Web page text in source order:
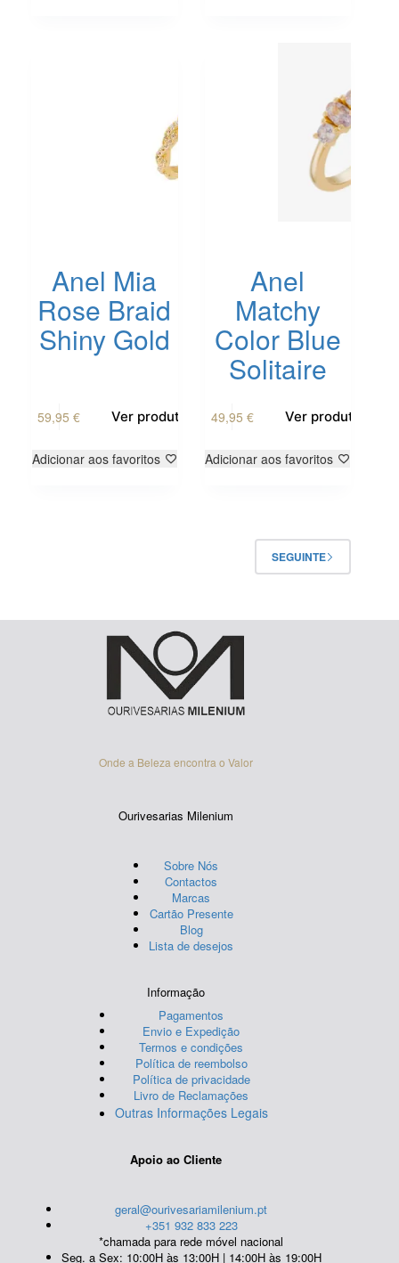
Anel Mia
Rose Braid
Shiny Gold
59,95€ Ver produto
Adicionar aos favoritos
Anel
Matchy
Color Blue
Solitaire
49,95 € Ver produto
Adicionar aos favoritos
SEGUINTE
Onde a Beleza encontra o Valor
Ourivesarias Milenium
Sobre Nós
Contactos
Marcas
Cartão Presente
Blog
Lista de desejos
Informação
Pagamentos
Envio e Expedição
Termos e condições
Política de reembolso
Política de privacidade
Livro de Reclamações
Outras Informações Legais
Apoio ao Cliente
geral@ourivesariamilenium.pt
+351 932 833 223
*chamada para rede móvel nacional
Seg. a Sex: 10:00H às 13:00H | 14:00H às 19:00H